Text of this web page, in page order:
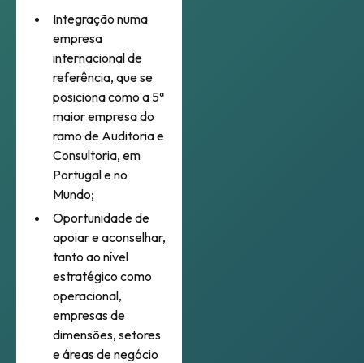
Integração numa
empresa
internacional de
referência, que se
posiciona como a 5ª
maior empresa do
ramo de Auditoria e
Consultoria, em
Portugal e no
Mundo;
Oportunidade de
apoiar e aconselhar,
tanto ao nível
estratégico como
operacional,
empresas de
dimensões, setores
e áreas de negócio